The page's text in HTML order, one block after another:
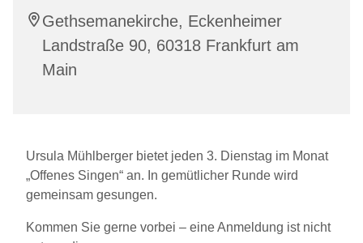
Gethsemanekirche, Eckenheimer
Landstraße 90, 60318 Frankfurt am
Main
Ursula Mühlberger bietet jeden 3. Dienstag im Monat
„Offenes Singen“ an. In gemütlicher Runde wird
gemeinsam gesungen.
Kommen Sie gerne vorbei – eine Anmeldung ist nicht